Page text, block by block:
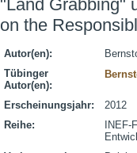
"Land Grabbing"
on the
Autor(en):
Tübinger
Autor(en):
Erscheinungsjahr:
2012
Reihe: